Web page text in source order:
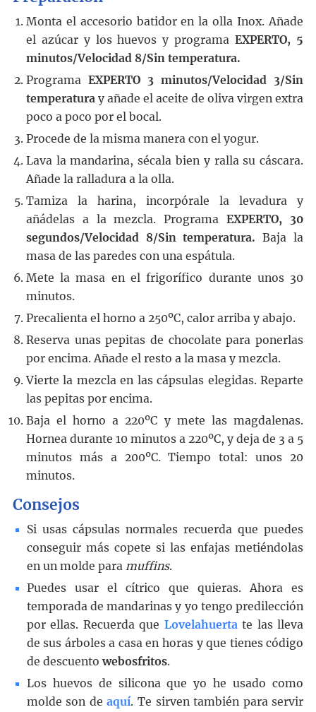
Monta el accesorio batidor en la olla Inox. Añade
el azúcar y los huevos y programaEXPERTO, 5
minutos/Velocidad 8/Sin temperatura.
Programa EXPERTO 3 minutos/Velocidad 3/Sin
temperaturay añade el aceite de oliva virgen extra
poco a poco por el bocal.
Procede de la misma manera con el yogur.
Lava la mandarina, sécala bien y ralla su cáscara.
Añade la ralladura a la olla.
Tamiza la harina, incorpórale la levadura y
añádelas a la mezcla. ProgramaEXPERTO, 30
segundos/Velocidad 8/Sin temperatura. Baja la
masa de las paredes con una espátula.
Mete la masa en el frigorífico durante unos 30
minutos.
Precalienta el horno a 250ºC, calor arriba y abajo.
Reserva unas pepitas de chocolate para ponerlas
por encima. Añade el resto a la masa y mezcla.
Vierte la mezcla en las cápsulas elegidas. Reparte
las pepitas por encima.
Baja el horno a 220ºC y mete las magdalenas.
Hornea durante 10 minutos a 220ºC, y deja de 3 a 5
minutos más a 200ºC. Tiempo total: unos 20
minutos.
Consejos
Si usas cápsulas normales recuerda que puedes
conseguir más copete si las enfajas metiéndolas
en un molde para muffins.
Puedes usar el cítrico que quieras. Ahora es
temporada de mandarinas y yo tengo predilección
por ellas. Recuerda que Lovelahuertate las lleva
de sus árboles a casa en horas y que tienes código
de descuentowebosfritos.
Los huevos de silicona que yo he usado como
molde son deaquí. Te sirven también para servir